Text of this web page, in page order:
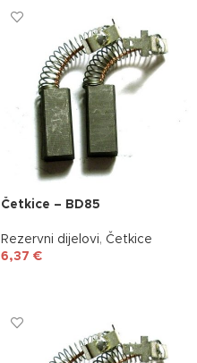
Četkice – BD85
Rezervni dijelovi, Četkice
6,37 €